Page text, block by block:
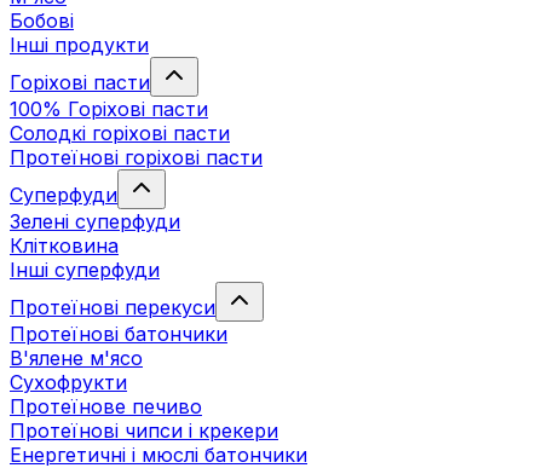
Бобові
Інші продукти
Горіхові пасти
100% Горіхові пасти
Солодкі горіхові пасти
Протеїнові горіхові пасти
Суперфуди
Зелені суперфуди
Клітковина
Інші суперфуди
Протеїнові перекуси
Протеїнові батончики
В'ялене м'ясо
Сухофрукти
Протеїнове печиво
Протеїнові чипси і крекери
Енергетичні і мюслі батончики